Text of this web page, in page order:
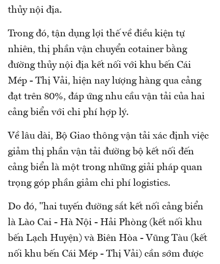
thủy nội địa.
Trong đó, tận dụng lợi thế về điều kiện tự
nhiên, thị phần vận chuyển cotainer bằng
đường thủy nội địa kết nối với khu bến Cái
Mép - Thị Vải, hiện nay lượng hàng qua cảng
đạt trên 80%, đáp ứng nhu cầu vận tải của hai
cảng biển với chi phí hợp lý.
Về lâu dài, Bộ Giao thông vận tải xác định việc
giảm thị phần vận tải đường bộ kết nối đến
cảng biển là một trong những giải pháp quan
trọng góp phần giảm chi phí logistics.
Do đó, "hai tuyến đường sắt kết nối cảng biển
là Lào Cai - Hà Nội - Hải Phòng (kết nối khu
bến Lạch Huyện) và Biên Hòa - Vũng Tàu (kết
nối khu bến Cái Mép - Thị Vải) cần sớm được